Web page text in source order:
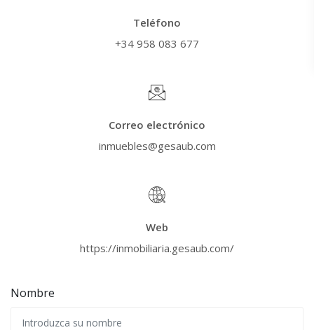
Teléfono
+34 958 083 677
Correo electrónico
inmuebles@gesaub.com
Web
https://inmobiliaria.gesaub.com/
Nombre